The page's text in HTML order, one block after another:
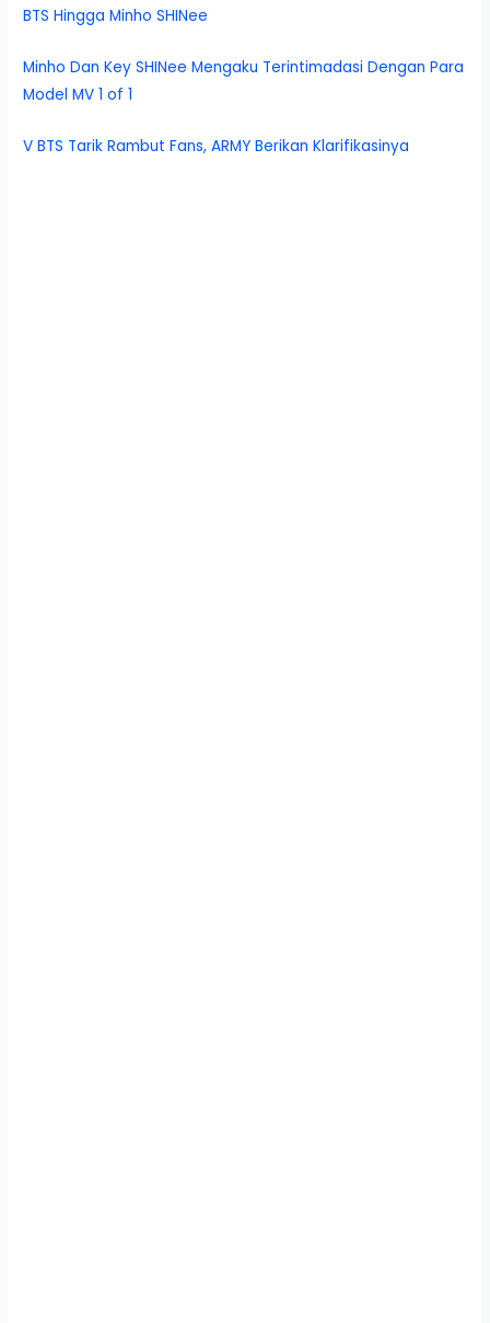
BTS Hingga Minho SHINee
Minho Dan Key SHINee Mengaku Terintimadasi Dengan Para
Model MV 1 of 1
V BTS Tarik Rambut Fans, ARMY Berikan Klarifikasinya